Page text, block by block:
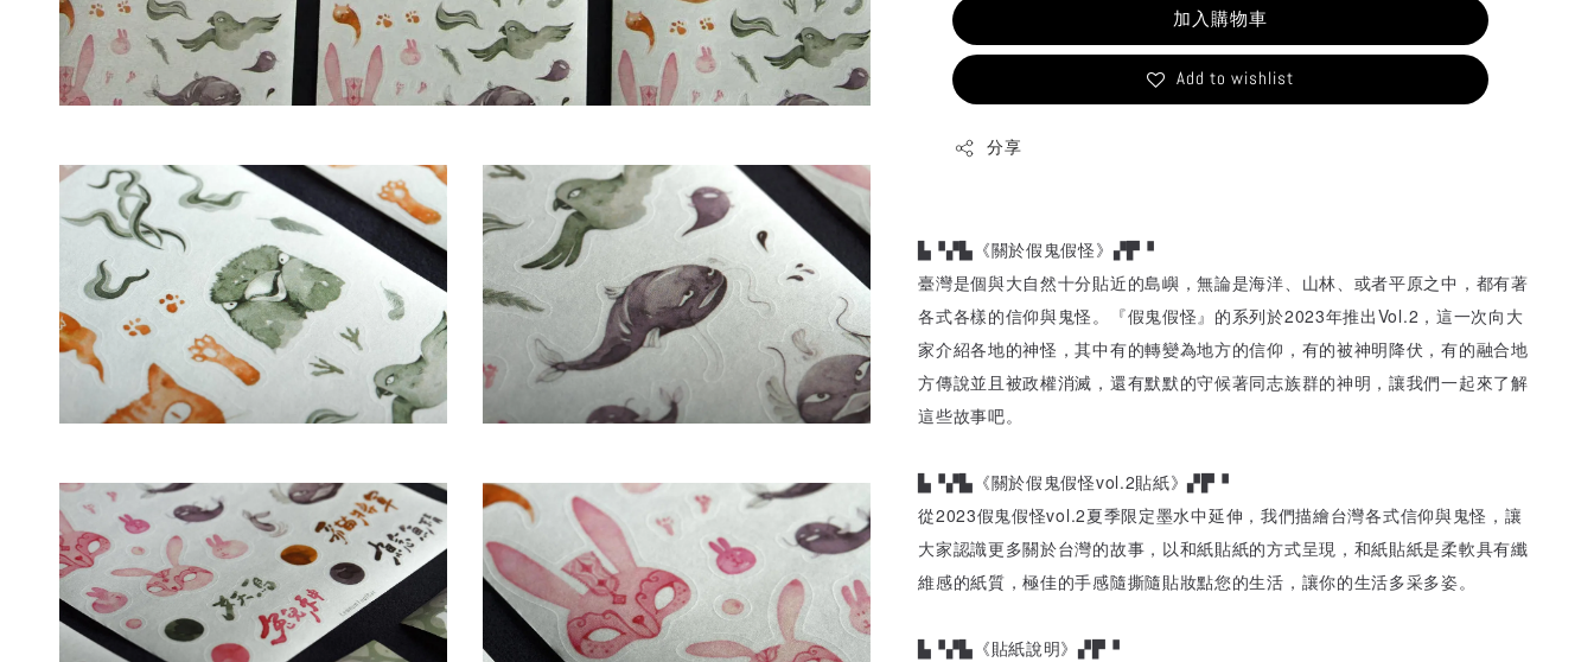
加入購物車
Add to wishlist
分享
▙▝▞▙《關於假鬼假怪》▞▛▝
臺灣是個與大自然十分貼近的島嶼，無論是海洋、山林、或者平原之中，都有著
各式各樣的信仰與鬼怪。『假鬼假怪』的系列於2023年推出Vol.2，這一次向大
家介紹各地的神怪，其中有的轉變為地方的信仰，有的被神明降伏，有的融合地
方傳說並且被政權消滅，還有默默的守候著同志族群的神明，讓我們一起來了解
這些故事吧。
▙▝▞▙《關於假鬼假怪vol.2貼紙》▞▛▝
從2023假鬼假怪vol.2夏季限定墨水中延伸，我們描繪台灣各式信仰與鬼怪，讓
大家認識更多關於台灣的故事，以和紙貼紙的方式呈現，和紙貼紙是柔軟具有纖
維感的紙質，極佳的手感隨撕隨貼妝點您的生活，讓你的生活多采多姿。
▙▝▞▙《貼紙說明》▞▛▝